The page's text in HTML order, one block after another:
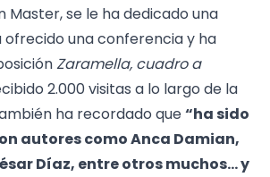
Master, se le ha dedicado una
una conferencia y ha
Zaramella, cuadro a
2.000 visitas a lo largo de la
ha recordado que“ha sido
autores como Anca Damian,
Díaz, entre otros muchos… y